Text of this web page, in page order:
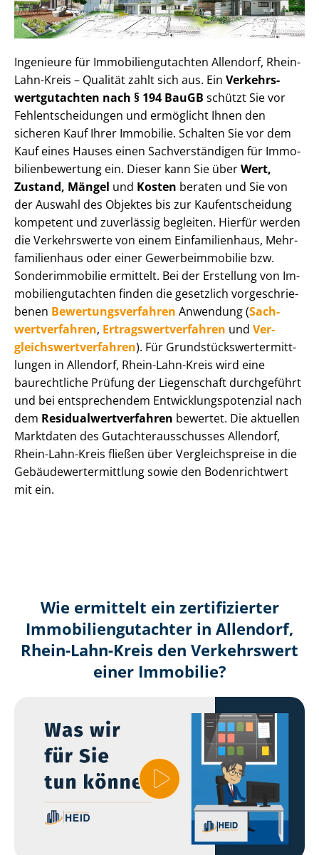
Ingenieure für Im­mo­bi­li­en­gut­ach­ten Allendorf, Rhein-
Lahn-Kreis – Qualität zahlt sich aus. Ein Ver­kehrs­
wert­gut­ach­ten nach § 194 BauGB schützt Sie vor
Fehl­ent­schei­dun­gen und ermöglicht Ihnen den
sicheren Kauf Ihrer Immobilie. Schalten Sie vor dem
Kauf eines Hauses einen Sach­ver­stän­di­gen für Im­mo­
bi­li­en­be­wer­tung ein. Dieser kann Sie überWert,
Zustand, Mängel und Kosten beraten und Sie von
der Auswahl des Objektes bis zur Kauf­ent­schei­dung
kompetent und zuverlässig begleiten. Hierfür werden
die Verkehrswerte von einem Einfamilienhaus, Mehr­
fa­mi­li­en­haus oder einer Ge­wer­be­im­mo­bi­lie bzw.
Sonderimmobilie ermittelt. Bei der Erstellung von Im­
mo­bi­li­en­gut­ach­ten finden die gesetzlich vor­ge­schrie­
be­nen Be­wer­tungs­ver­fah­ren Anwendung (Sach­
wert­ver­fah­ren, Er­trags­wert­ver­fah­ren und Ver­
gleichs­wert­ver­fah­ren). Für Grund­stücks­wert­ermitt­
lun­gen in Allendorf, Rhein-Lahn-Kreis wird eine
baurechtliche Prüfung der Liegenschaft durchgeführt
und bei entsprechendem Ent­wick­lungs­po­ten­zi­al nach
dem Re­si­du­al­wert­ver­fah­ren bewertet. Die aktuellen
Marktdaten des Gut­ach­ter­aus­schus­ses Allendorf,
Rhein-Lahn-Kreis fließen über Ver­gleichs­prei­se in die
Ge­bäu­de­wert­ermitt­lung sowie den Bodenrichtwert
mit ein.
Wie ermittelt ein zertifizierter
Immobilien­gutachter in Allendorf,
Rhein-Lahn-Kreis den Verkehrswert
einer Immobilie?